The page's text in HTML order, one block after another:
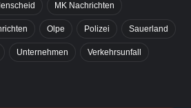
MK Nachrichten
Olpe Polizei Sauerland
Unternehmen Verkehrsunfall